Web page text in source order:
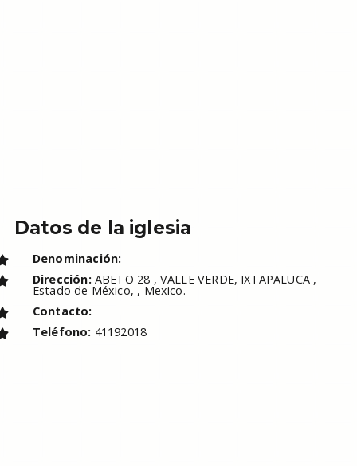
Datos de la iglesia
Denominación:
Dirección: ABETO 28 , VALLE VERDE, IXTAPALUCA ,
Estado de México, , Mexico.
Contacto:
Teléfono: 41192018